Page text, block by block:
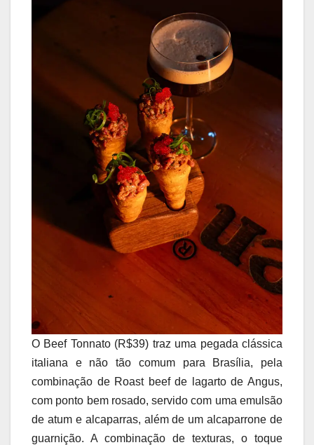
O Beef Tonnato (R$39) traz uma pegada clássica
italiana e não tão comum para Brasília, pela
combinação de Roast beef de lagarto de Angus,
com ponto bem rosado, servido com uma emulsão
de atum e alcaparras, além de um alcaparrone de
guarnição. A combinação de texturas, o toque